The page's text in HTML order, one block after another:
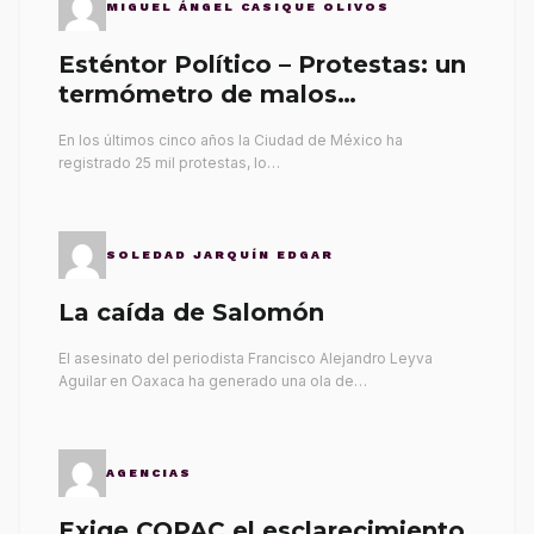
MIGUEL ÁNGEL CASIQUE OLIVOS
Esténtor Político – Protestas: un
termómetro de malos
En los últimos cinco años la Ciudad de México ha
registrado 25 mil protestas, lo…
SOLEDAD JARQUÍN EDGAR
La caída de Salomón
El asesinato del periodista Francisco Alejandro Leyva
Aguilar en Oaxaca ha generado una ola de…
AGENCIAS